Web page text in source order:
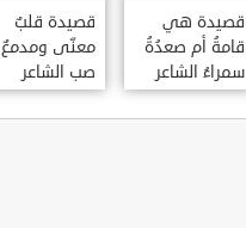
قصيدة هي
قامةُ أم صعدُةُ
سمراءُ الشاعر
سيف الدين
المشد
قصيدة قلبٌ
معنّى ومدمعٌ
صب الشاعر
سيف الدين
المشد